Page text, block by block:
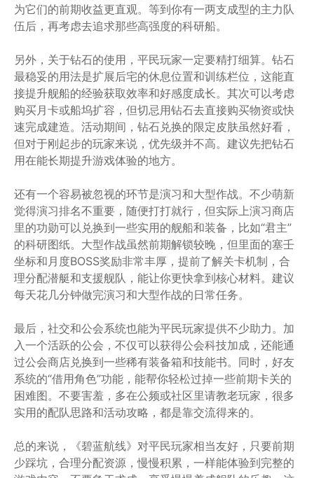
为它们的前期收益更直观。等到你有一两支成型的主力队
伍后，再考虑去追求那些高强度的科研船。
另外，关于钻石的使用，平民玩家一定要精打细算。钻石
最稳妥的用法是扩展后宅的休息位置和训练栏位，这能直
接提升舰船的经验获取效率和好感度成长。其次可以考虑
购买月卡或船坞扩容，但切忌用钻石去直接购买物资或快
速完成建造。活动期间，钻石兑换的限定皮肤虽然好看，
但对于刚起步的玩家来说，优先级并不高。建议先把钻石
用在能长期提升游戏体验的地方。
还有一个容易被忽视的环节是演习和大型作战。不少萌新
觉得演习排名不重要，随便打打就行，但实际上演习商店
里的功勋可以兑换到一些实用的舰船和装备，比如“君主”
的科研图纸。大型作战虽然前期解锁较晚，但里面的塞壬
坐标和月度BOSS奖励非常丰厚，提前了解关卡机制，合
理分配潜艇和支援舰队，能让你更快拿到核心材料。建议
每天花几分钟做完演习和大型作战的日常任务。
最后，社交和公会系统也能为平民玩家提供不少助力。加
入一个活跃的公会，不仅可以获得公会科技加成，还能通
过公会商店兑换到一些稀有装备箱和技能书。同时，好友
系统的“借用角色”功能，能帮你轻松过掉一些前期卡关的
困难图。不要害羞，多在公频或社区里请教老玩家，很多
实用的配队思路和活动攻略，都是靠交流得来的。
总的来说，《碧蓝航线》对平民玩家相当友好，只要前期
少踩坑，合理分配资源，慢慢积累，一样能体验到完整的